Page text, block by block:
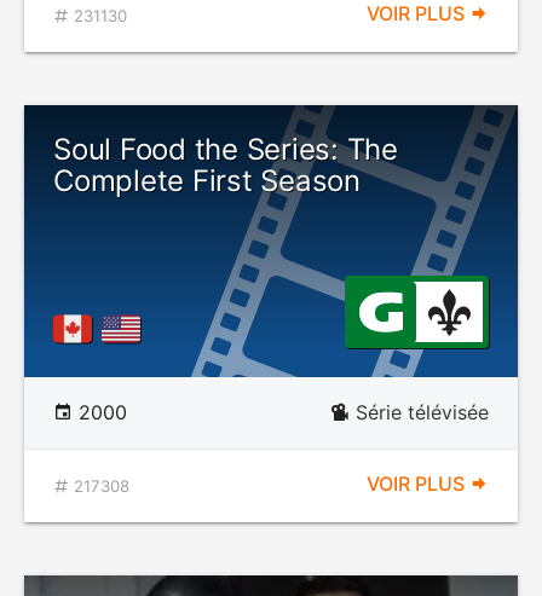
231130 VOIR PLUS
Soul Food the Series: The
Complete First Season
2000 Série télévisée
217308 VOIR PLUS